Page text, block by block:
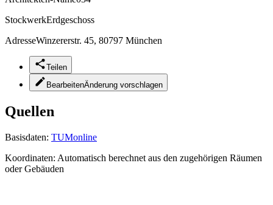
StockwerkErdgeschoss
AdresseWinzererstr. 45, 80797 München
Teilen
BearbeitenÄnderung vorschlagen
Quellen
Basisdaten: TUMonline
Koordinaten: Automatisch berechnet aus den zugehörigen Räumen
oder Gebäuden